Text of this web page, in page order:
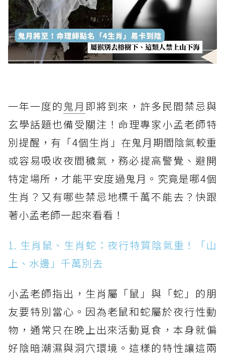
一年一度的鬼月 即將到來，許多民間禁忌與
玄學話題也備受關注！命理專家小孟老師特
別提醒，有「4個生肖」在鬼月期間陰氣較重
或容易吸收夜間穢氣，務必提高警覺、避開
特定場所，才能平安度過鬼月。究竟是哪4個
生肖？又有哪些禁忌地標千萬不能去？快跟
著小孟老師一起來看看！
1. 生肖鼠、生肖蛇：夜行特質陰氣重！「山
上、水邊」千萬別去
小孟老師指出，生肖屬「鼠」與「蛇」的朋
友要特別當心。因為老鼠和蛇屬於夜行性動
物，通常只在晚上出來活動覓食，本身就偏
好陰暗潮濕與洞穴環境。這樣的特性讓這兩